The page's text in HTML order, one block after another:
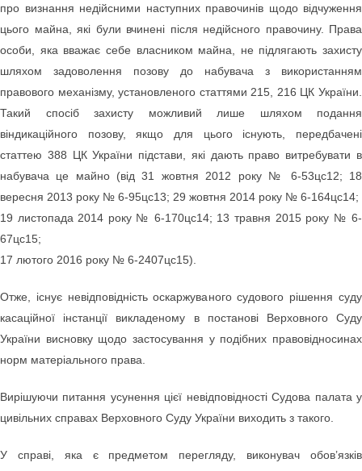
про визнання недійсними наступних правочинів щодо відчуження
цього майна, які були вчинені після недійсного правочину. Права
особи, яка вважає себе власником майна, не підлягають захисту
шляхом задоволення позову до набувача з використанням
правового механізму, установленого статтями 215, 216 ЦК України.
Такий спосіб захисту можливий лише шляхом подання
віндикаційного позову, якщо для цього існують, передбачені
статтею 388 ЦК України підстави, які дають право витребувати в
набувача це майно (від 31 жовтня 2012 року № 6-53цс12; 18
вересня 2013 року № 6-95цс13; 29 жовтня 2014 року № 6-164цс14;
19 листопада 2014 року № 6-170цс14; 13 травня 2015 року № 6-
67цс15;
17 лютого 2016 року № 6-2407цс15).
Отже, існує невідповідність оскаржуваного судового рішення суду
касаційної інстанції викладеному в постанові Верховного Суду
України висновку щодо застосування у подібних правовідносинах
норм матеріального права.
Вирішуючи питання усунення цієї невідповідності Судова палата у
цивільних справах Верховного Суду України виходить з такого.
У справі, яка є предметом перегляду, виконувач обов’язків